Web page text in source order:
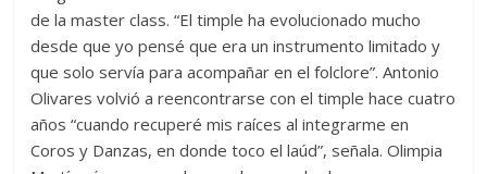
de la master class. “El timple ha evolucionado mucho
desde que yo pensé que era un instrumento limitado y
que solo servía para acompañar en el folclore”. Antonio
Olivares volvió a reencontrarse con el timple hace cuatro
años “cuando recuperé mis raíces al integrarme en
Coros y Danzas, en donde toco el laúd”, señala. Olimpia